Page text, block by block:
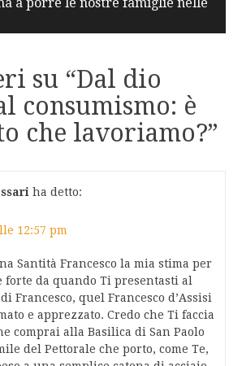
su “Dal dio
consumismo: è
che lavoriamo?”
ha detto:
12:57 pm
Santità Francesco la mia stima per
forte da quando Ti presentasti al
Francesco, quel Francesco d’Assisi
e apprezzato. Credo che Ti faccia
comprai alla Basilica di San Paolo
del Pettorale che porto, come Te,